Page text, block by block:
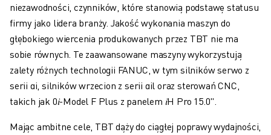
niezawodności, czynników, które stanowią podstawę statusu
firmy jako lidera branży. Jakość wykonania maszyn do
głębokiego wiercenia produkowanych przez TBT nie ma
sobie równych. Te zaawansowane maszyny wykorzystują
zalety różnych technologii FANUC, w tym silników serwo z
serii αi, silników wrzecion z serii αil oraz sterowań CNC,
takich jak 0𝑖-Model F Plus z panelem 𝑖H Pro 15.0".
Mając ambitne cele, TBT dąży do ciągłej poprawy wydajności,